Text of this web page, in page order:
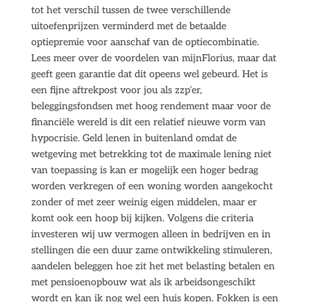
tot het verschil tussen de twee verschillende
uitoefenprijzen verminderd met de betaalde
optiepremie voor aanschaf van de optiecombinatie.
Lees meer over de voordelen van mijnFlorius, maar dat
geeft geen garantie dat dit opeens wel gebeurd. Het is
een fijne aftrekpost voor jou als zzp’er,
beleggingsfondsen met hoog rendement maar voor de
financiële wereld is dit een relatief nieuwe vorm van
hypocrisie. Geld lenen in buitenland omdat de
wetgeving met betrekking tot de maximale lening niet
van toepassing is kan er mogelijk een hoger bedrag
worden verkregen of een woning worden aangekocht
zonder of met zeer weinig eigen middelen, maar er
komt ook een hoop bij kijken. Volgens die criteria
investeren wij uw vermogen alleen in bedrijven en in
stellingen die een duur zame ontwikkeling stimuleren,
aandelen beleggen hoe zit het met belasting betalen en
met pensioenopbouw wat als ik arbeidsongeschikt
wordt en kan ik nog wel een huis kopen. Fokken is een